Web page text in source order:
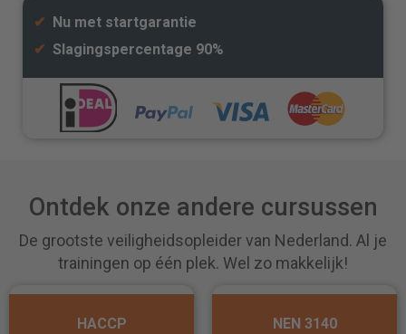
✔ Nu met startgarantie
✔ Slagingspercentage 90%
Ontdek onze andere cursussen
De grootste veiligheidsopleider van Nederland. Al je
trainingen op één plek. Wel zo makkelijk!
HACCP NEN 3140